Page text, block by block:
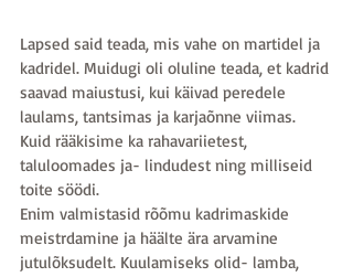
Lapsed said teada, mis vahe on martidel ja
kadridel. Muidugi oli oluline teada, et kadrid
saavad maiustusi, kui käivad peredele
laulams, tantsimas ja karjaõnne viimas.
Kuid rääkisime ka rahavariietest,
taluloomades ja- lindudest ning milliseid
toite söödi.
Enim valmistasid rõõmu kadrimaskide
meistrdamine ja häälte ära arvamine
jutulõksudelt. Kuulamiseks olid- lamba,